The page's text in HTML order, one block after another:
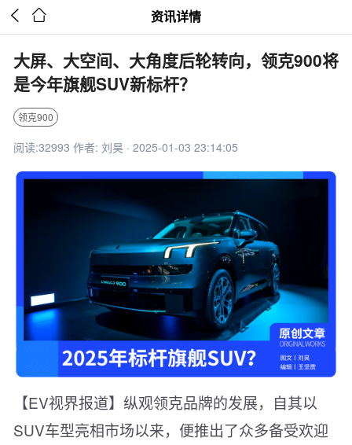
  资讯详情
大屏、大空间、大角度后轮转向，领克900将
是今年旗舰SUV新标杆？
领克900
阅读:32993 作者: 刘昊 · 2025-01-03 23:14:05
【EV视界报道】纵观领克品牌的发展，自其以
SUV车型亮相市场以来，便推出了众多备受欢迎